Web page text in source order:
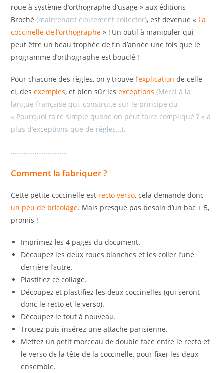
roue à système d’orthographe d’usage » aux éditions
Broché(maintenant clairement collector), est devenue « La
coccinelle de l’orthographe » ! Un outil à manipuler qui
peut être un beau trophée de fin d’année une fois que le
programme d’orthographe est bouclé !
Pour chacune des règles, on y trouve l’explication de celle-
ci, desexemples, et bien sûr lesexceptions(Merci à la
langue française qui, construite sur le principe du
« Pourquoi faire simple quand on peut faire compliqué ? » a
plus d’exceptions que de règles…).
………………………….
Comment la fabriquer ?
Cette petite coccinelle est recto verso, cela demande donc
un peu de bricolage. Mais presque pas besoin d’un bac + 5,
promis !
Imprimez les 4 pages du document.
Découpez les deux roues blanches et les coller l’une
derrière l’autre.
Plastifiez ce collage.
Découpez et plastifiez les deux coccinelles (qui seront
donc le recto et le verso).
Découpez le tout à nouveau.
Trouez puis insérez une attache parisienne.
Mettez un petit morceau de double face entre le recto et
le verso de la tête de la coccinelle, pour fixer les deux
ensemble.